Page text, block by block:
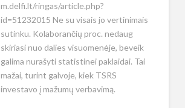
m.delfi.lt/ringas/article.php?
id=51232015 Ne su visais jo vertinimais
sutinku. Kolaborančių proc. nedaug
skiriasi nuo dalies visuomenėje, beveik
galima nurašyti statistinei paklaidai. Tai
mažai, turint galvoje, kiek TSRS
investavo į mažumų verbavimą.